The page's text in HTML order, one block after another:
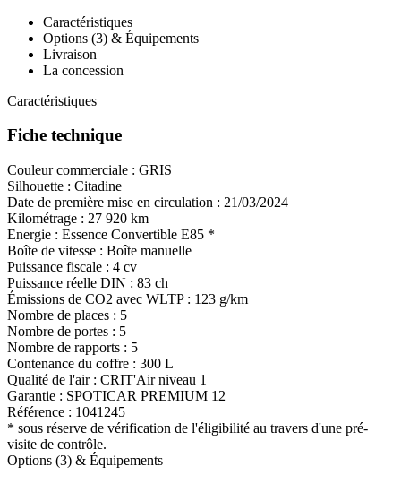
Caractéristiques
Options (3) & Équipements
Livraison
La concession
Caractéristiques
Fiche technique
Couleur commerciale : GRIS
Silhouette : Citadine
Date de première mise en circulation : 21/03/2024
Kilométrage : 27 920 km
Energie : Essence Convertible E85 *
Boîte de vitesse : Boîte manuelle
Puissance fiscale : 4 cv
Puissance réelle DIN : 83 ch
Émissions de CO2 avec WLTP : 123 g/km
Nombre de places : 5
Nombre de portes : 5
Nombre de rapports : 5
Contenance du coffre : 300 L
Qualité de l'air : CRIT'Air niveau 1
Garantie : SPOTICAR PREMIUM 12
Référence : 1041245
* sous réserve de vérification de l'éligibilité au travers d'une pré-
visite de contrôle.
Options (3) & Équipements